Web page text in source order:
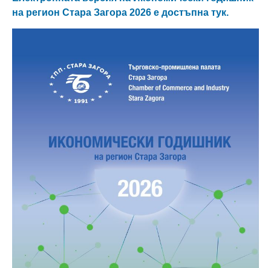
на регион Стара Загора 2026 е достъпна тук.